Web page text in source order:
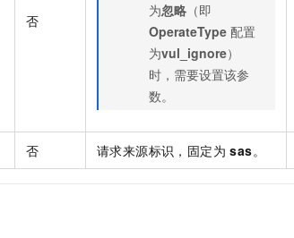
否
为忽略 （即
OperateType 配置
为vul_ignore）
时，需要设置该参
数。
否 请求来源标识，固定为sas。